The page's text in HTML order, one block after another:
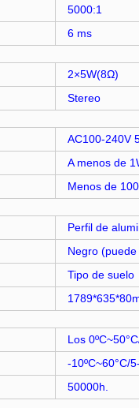
5000:1
6 ms
2×5W(8Ω)
Stereo
AC100-240V
A menos de
Menos de
Perfil de
Negro
Tipo de suelo
Los
-10ºC~60°C/
50000h.